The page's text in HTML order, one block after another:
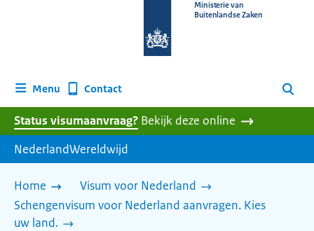
homepage
Ministerie van
Buitenlandse Zaken
Menu Contact Zoeken
Status visumaanvraag? Bekijk deze online
NederlandWereldwijd
Home
Visum voor Nederland
Schengenvisum voor Nederland aanvragen. Kies
uw land.